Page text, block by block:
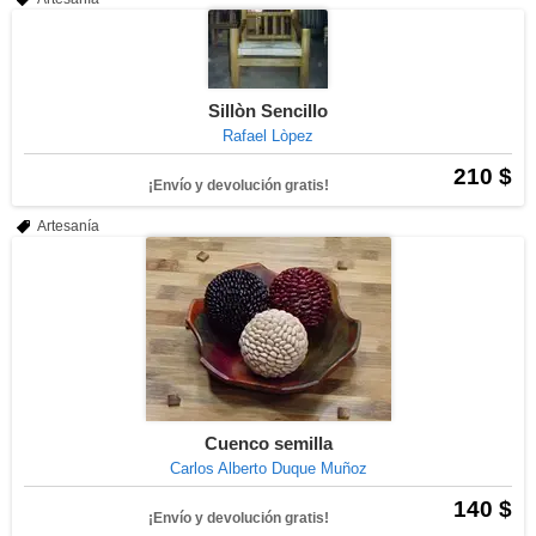
Sillòn Sencillo
Rafael Lòpez
210 $
¡Envío y devolución gratis!
Artesanía
Cuenco semilla
Carlos Alberto Duque Muñoz
140 $
¡Envío y devolución gratis!